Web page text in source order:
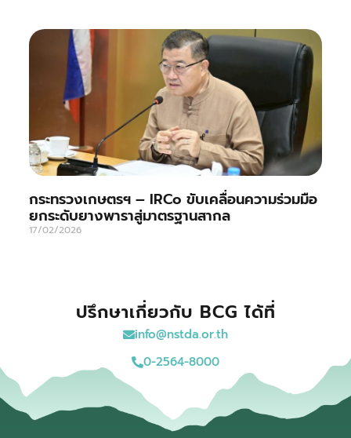
กระทรวงเกษตรฯ – IRCo ขับเคลื่อนความร่วมมือ
ยกระดับยางพาราสู่มาตรฐานสากล
17/02/2026
ปรึกษาเกี่ยวกับ BCG ได้ที่
info@nstda.or.th
0-2564-8000